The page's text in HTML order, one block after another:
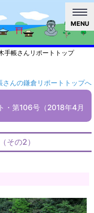
MENU
手帳さんリポートトップ
んの鎌倉リポートトップへ
・第106号（2018年4月
その2）